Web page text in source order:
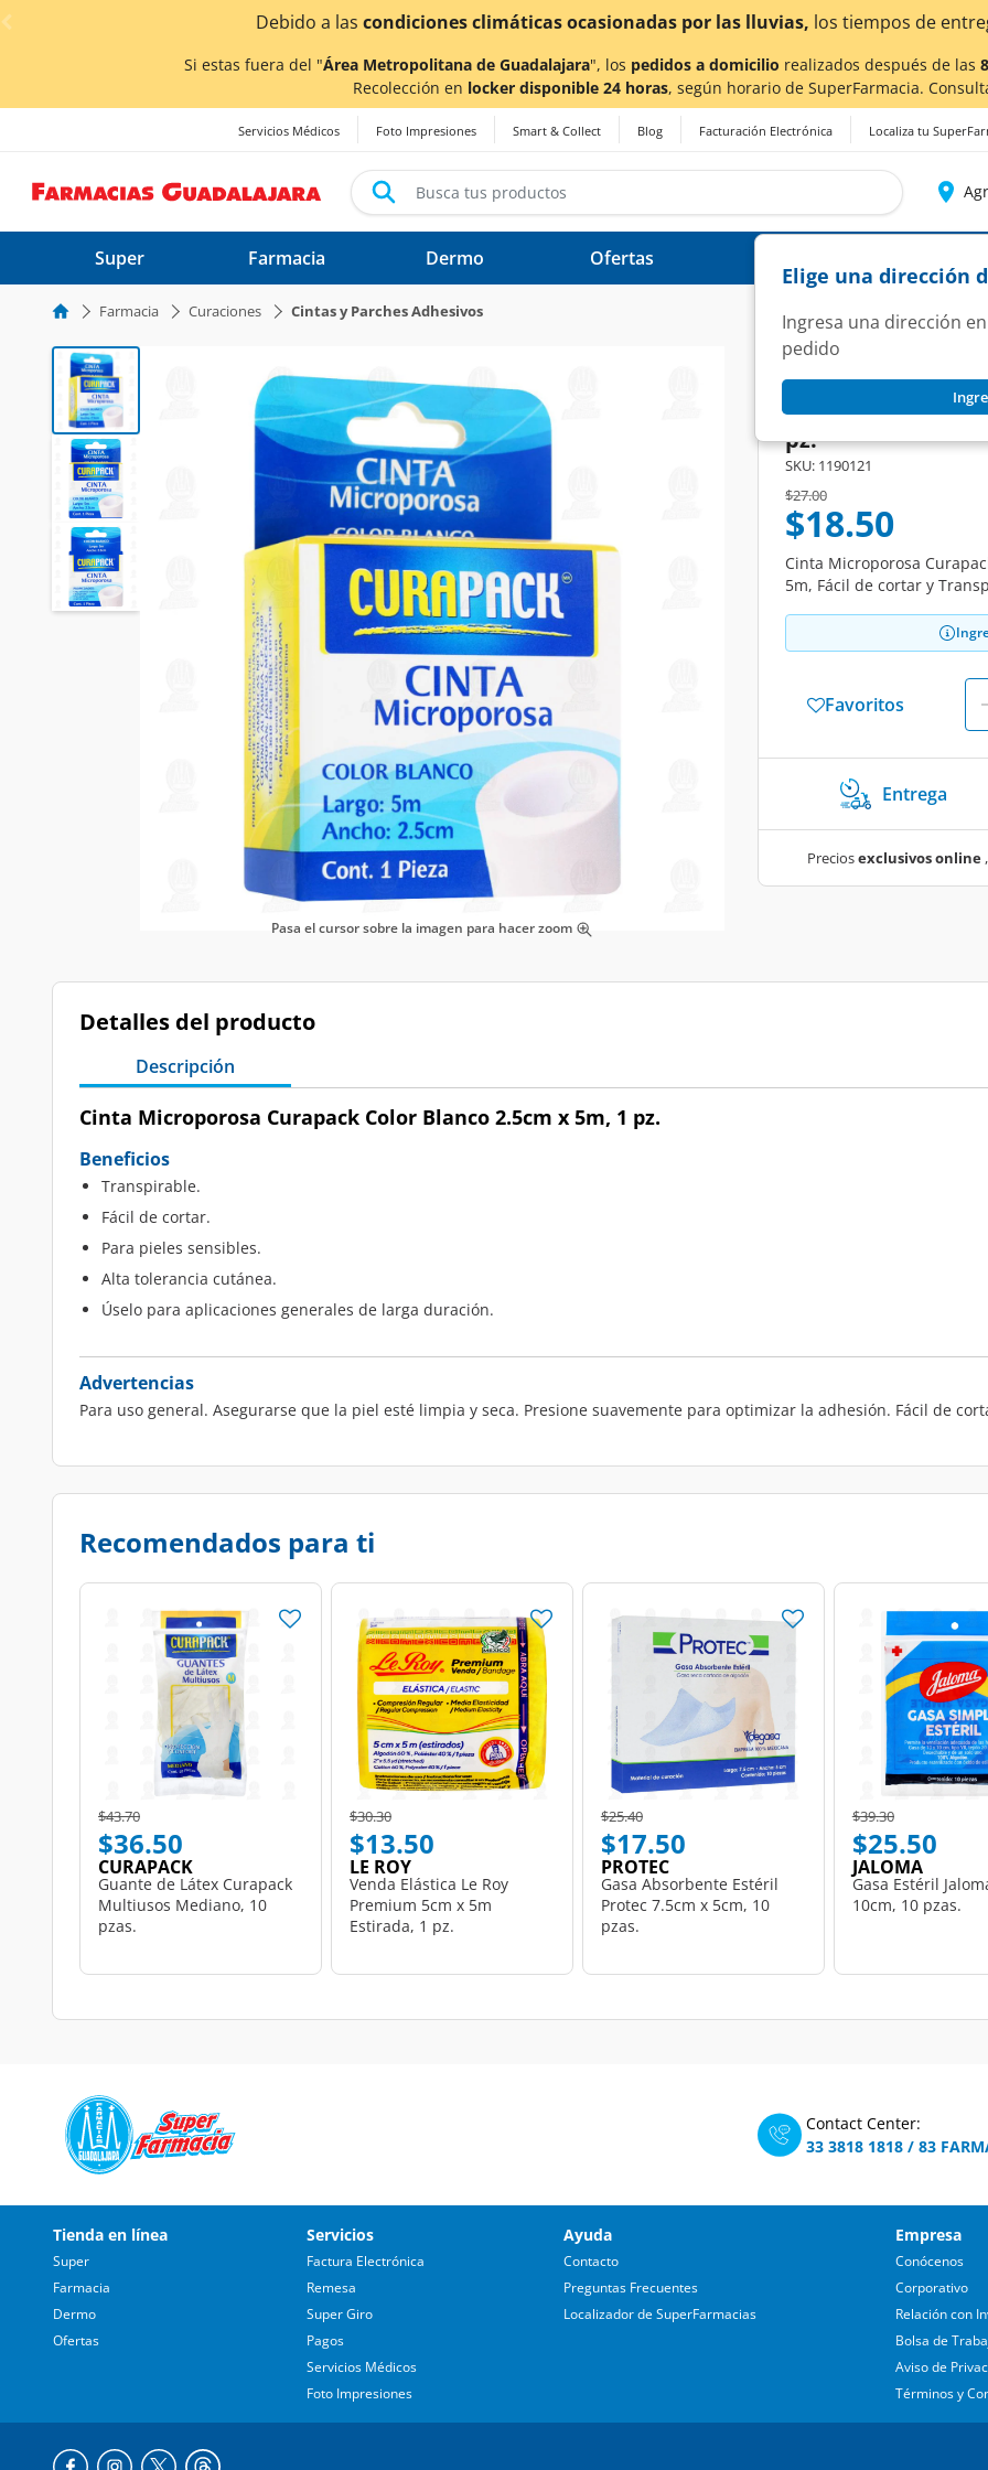
< div class="carousel-inner">
verse afectados. ¡Ahora
Si estas fuera del "Área Metropolitana de Guadalajara", los pedidos a domicilio realizados después de las
Recolección en locker disponible 24 horas, según horario de SuperFarmacia.
Servicios Médicos Foto Impresiones Smart & Collect Blog Facturación Electrónica Localiza tu
Elige una dirección
Ingresa una dirección
pedido
Super Farmacia Dermo Ofertas
Farmacia Curaciones Cintas y Parches Adhesivos
Pasa el cursor sobre la imagen para hacer zoom
CURAPACK
Cinta
pz.
SKU: 1190121
Price reduced from
$27.00to
$18.50
Cinta Microporosa
5m, Fácil de cortar y
Favoritos
Entrega
Preciosexclusivos online,
Detalles del producto
Descripción
Cinta Microporosa Curapack Color Blanco 2.5cm x 5m, 1 pz.
Beneficios
Transpirable.
Fácil de cortar.
Para pieles sensibles.
Alta tolerancia cutánea.
Úselo para aplicaciones generales de larga duración.
Advertencias
Para uso general. Asegurarse que la piel esté limpia y seca. Presione suavemente para optimizar la adhesión. Fácil de
Recomendados para ti
Price reduced from
$43.70to
$36.50
CURAPACK
Guante de Látex Curapack
Multiusos Mediano, 10
pzas.
Price reduced from
$30.30to
$13.50
LE ROY
Venda Elástica Le Roy
Premium 5cm x 5m
Estirada, 1 pz.
Price reduced from
$25.40to
$17.50
PROTEC
Gasa Absorbente Estéril
Protec 7.5cm x 5cm, 10
pzas.
Price reduced from
$39.30to
$25.50
JALOMA
Gasa Estéril
10cm, 10 pzas.
Contact Center:
33 3818 1818 / 83
Tienda en línea
Super
Farmacia
Dermo
Ofertas
Servicios
Factura Electrónica
Remesa
Super Giro
Pagos
Servicios Médicos
Foto Impresiones
Ayuda
Contacto
Preguntas Frecuentes
Localizador de SuperFarmacias
Empresa
Conócenos
Corporativo
Relación con
Bolsa de
Aviso de
Términos y